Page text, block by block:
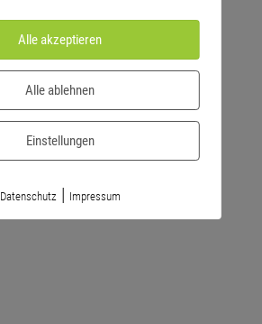
Alle akzeptieren
Alle ablehnen
Einstellungen
Datenschutz| Impressum